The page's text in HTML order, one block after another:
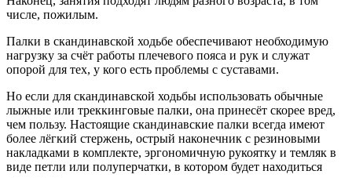
числе, пожилым.
Палки в скандинавской ходьбе обеспечивают необходимую
нагрузку за счёт работы плечевого пояса и рук и служат
опорой для тех, у кого есть проблемы с суставами.
Но если для скандинавской ходьбы использовать обычные
лыжные или треккинговые палки, она принесёт скорее вред,
чем пользу. Настоящие скандинавские палки всегда имеют
более лёгкий стержень, острый наконечник с резиновыми
накладками в комплекте, эргономичную рукоятку и темляк в
виде петли или полуперчатки, в котором будет находиться